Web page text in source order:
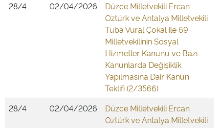
28/4
02/04/2026
Düzce Milletvekili Ercan
Öztürk ve Antalya Milletvekili
Tuba Vural Çokal ile 69
Milletvekilinin Sosyal
Hizmetler Kanunu ve Bazı
Kanunlarda Değişiklik
Yapılmasına Dair Kanun
Teklifi (2/3566)
28/4
02/04/2026
Düzce Milletvekili Ercan
Öztürk ve Antalya Milletvekili